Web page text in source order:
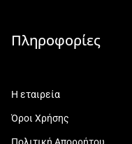
Πληροφορίες
Η εταιρεία
Όροι Χρήσης